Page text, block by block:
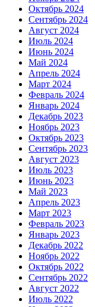
Октябрь 2024
Сентябрь 2024
Август 2024
Июль 2024
Июнь 2024
Май 2024
Апрель 2024
Март 2024
Февраль 2024
Январь 2024
Декабрь 2023
Ноябрь 2023
Октябрь 2023
Сентябрь 2023
Август 2023
Июль 2023
Июнь 2023
Май 2023
Апрель 2023
Март 2023
Февраль 2023
Январь 2023
Декабрь 2022
Ноябрь 2022
Октябрь 2022
Сентябрь 2022
Август 2022
Июль 2022